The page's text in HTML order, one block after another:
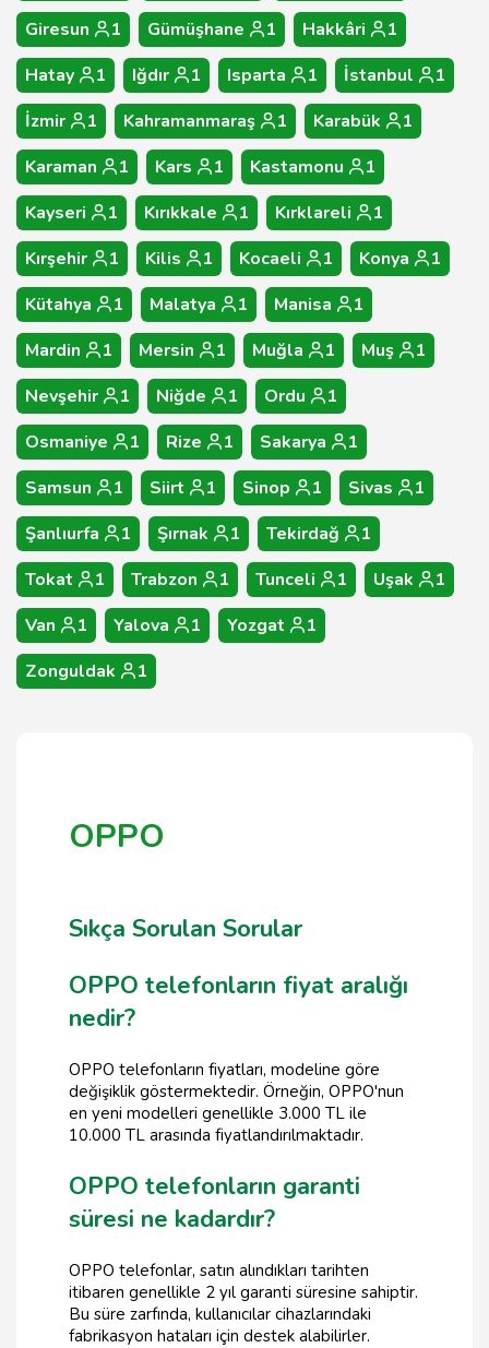
Giresun
1 Gümüşhane 1 Hakkâri
1
Hatay
1 Iğdır 1 Isparta 1 İstanbul
1
İzmir
1 Kahramanmaraş 1 Karabük
1
Karaman
1 Kars 1 Kastamonu
1
Kayseri
1 Kırıkkale 1 Kırklareli
1
Kırşehir
1 Kilis 1 Kocaeli 1 Konya
1
Kütahya
1 Malatya 1 Manisa
1
Mardin
1 Mersin 1 Muğla 1 Muş
1
Nevşehir
1 Niğde 1 Ordu
1
Osmaniye
1 Rize 1 Sakarya
1
Samsun
1 Siirt 1 Sinop 1 Sivas
1
Şanlıurfa
1 Şırnak 1 Tekirdağ
1
Tokat
1 Trabzon 1 Tunceli 1 Uşak
1
Van
1 Yalova 1 Yozgat
1
Zonguldak
1
OPPO
Sıkça Sorulan Sorular
OPPO telefonların fiyat aralığı
nedir?
OPPO telefonların fiyatları, modeline göre
değişiklik göstermektedir. Örneğin, OPPO'nun
en yeni modelleri genellikle 3.000 TL ile
10.000 TL arasında fiyatlandırılmaktadır.
OPPO telefonların garanti
süresi ne kadardır?
OPPO telefonlar, satın alındıkları tarihten
itibaren genellikle 2 yıl garanti süresine sahiptir.
Bu süre zarfında, kullanıcılar cihazlarındaki
fabrikasyon hataları için destek alabilirler.